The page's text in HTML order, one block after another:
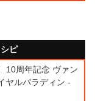
ピ
10周年記念 ヴァン
ヤルパラディン -